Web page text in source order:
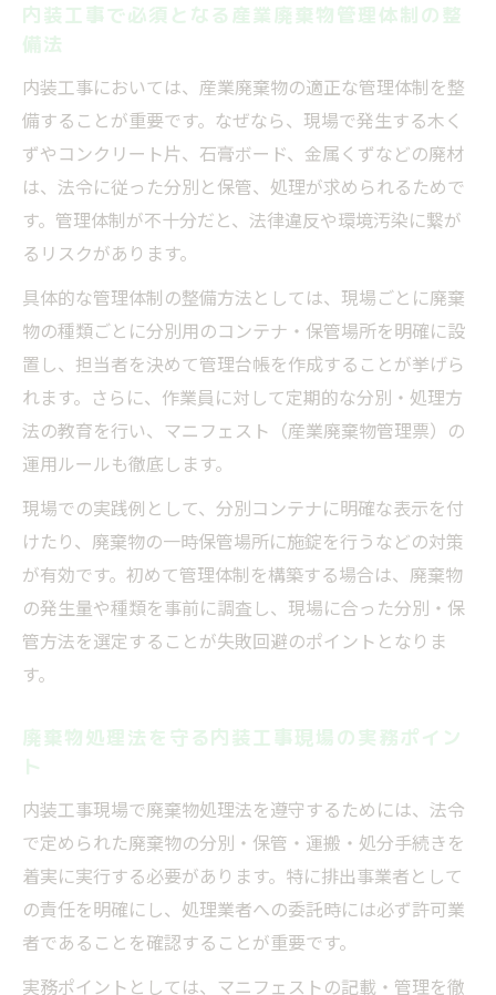
内装工事で必須となる産業廃棄物管理体制の整
備法
内装工事においては、産業廃棄物の適正な管理体制を整
備することが重要です。なぜなら、現場で発生する木く
ずやコンクリート片、石膏ボード、金属くずなどの廃材
は、法令に従った分別と保管、処理が求められるためで
す。管理体制が不十分だと、法律違反や環境汚染に繋が
るリスクがあります。
具体的な管理体制の整備方法としては、現場ごとに廃棄
物の種類ごとに分別用のコンテナ・保管場所を明確に設
置し、担当者を決めて管理台帳を作成することが挙げら
れます。さらに、作業員に対して定期的な分別・処理方
法の教育を行い、マニフェスト（産業廃棄物管理票）の
運用ルールも徹底します。
現場での実践例として、分別コンテナに明確な表示を付
けたり、廃棄物の一時保管場所に施錠を行うなどの対策
が有効です。初めて管理体制を構築する場合は、廃棄物
の発生量や種類を事前に調査し、現場に合った分別・保
管方法を選定することが失敗回避のポイントとなりま
す。
廃棄物処理法を守る内装工事現場の実務ポイン
ト
内装工事現場で廃棄物処理法を遵守するためには、法令
で定められた廃棄物の分別・保管・運搬・処分手続きを
着実に実行する必要があります。特に排出事業者として
の責任を明確にし、処理業者への委託時には必ず許可業
者であることを確認することが重要です。
実務ポイントとしては、マニフェストの記載・管理を徹